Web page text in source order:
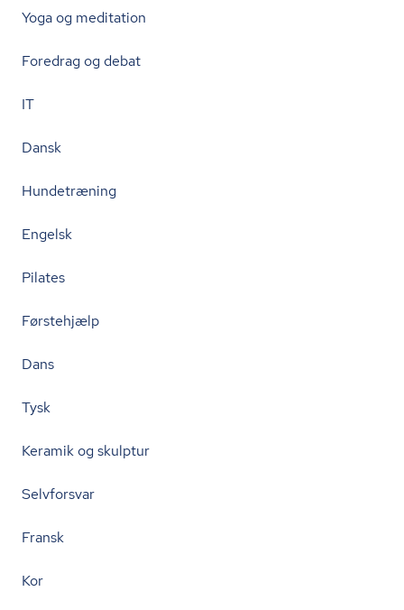
Yoga og meditation
Foredrag og debat
IT
Dansk
Hundetræning
Engelsk
Pilates
Førstehjælp
Dans
Tysk
Keramik og skulptur
Selvforsvar
Fransk
Kor